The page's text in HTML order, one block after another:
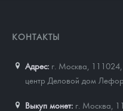
КОНТАКТЫ
Адрес: г. Москва, 111024
центр Деловой дом
Выкуп монет: г. Москва,